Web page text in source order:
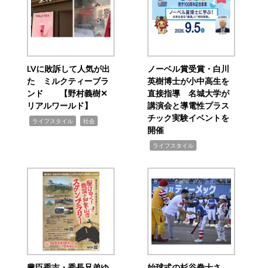
LVに敗訴して人気が出
た ミルクティーブラ
ンド 【野村義樹✕
リアルワールド】
ライフスタイル 社会
ノーベル賞受賞・白川
英樹博士が小中高生を
直接指導 名城大学が
講演会と導電性プラス
チック実験イベントを
開催
ライフスタイル